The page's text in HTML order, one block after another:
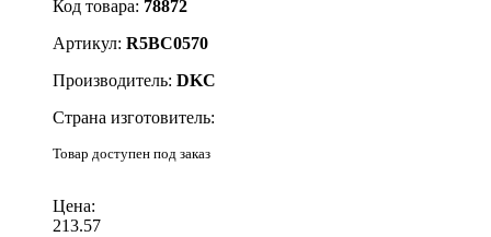
Код товара: 78872
Артикул: R5BC0570
Производитель: DKC
Страна изготовитель:
Товар доступен под заказ
Цена:
213.57